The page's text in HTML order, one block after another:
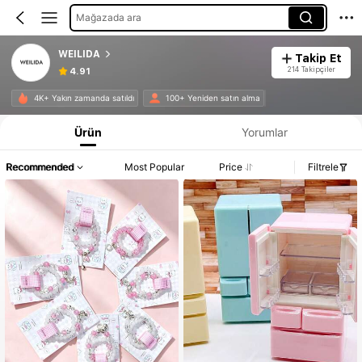
Mağazada ara
WEILIDA
4.91
Takip Et
214 Takipçiler
4K+ Yakın zamanda satıldı 100+ Yeniden satın alma
Ürün Yorumlar
Recommended Most Popular Price Filtrele